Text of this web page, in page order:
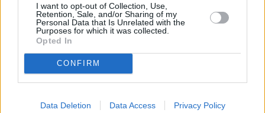
I want to opt-out of Collection, Use,
Retention, Sale, and/or Sharing of my
Personal Data that Is Unrelated with the
Purposes for which it was collected.
Opted In
CONFIRM
Data Deletion Data Access Privacy Policy